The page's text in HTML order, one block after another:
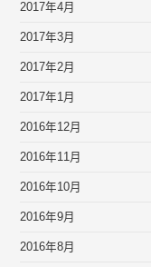
2017年4月
2017年3月
2017年2月
2017年1月
2016年12月
2016年11月
2016年10月
2016年9月
2016年8月